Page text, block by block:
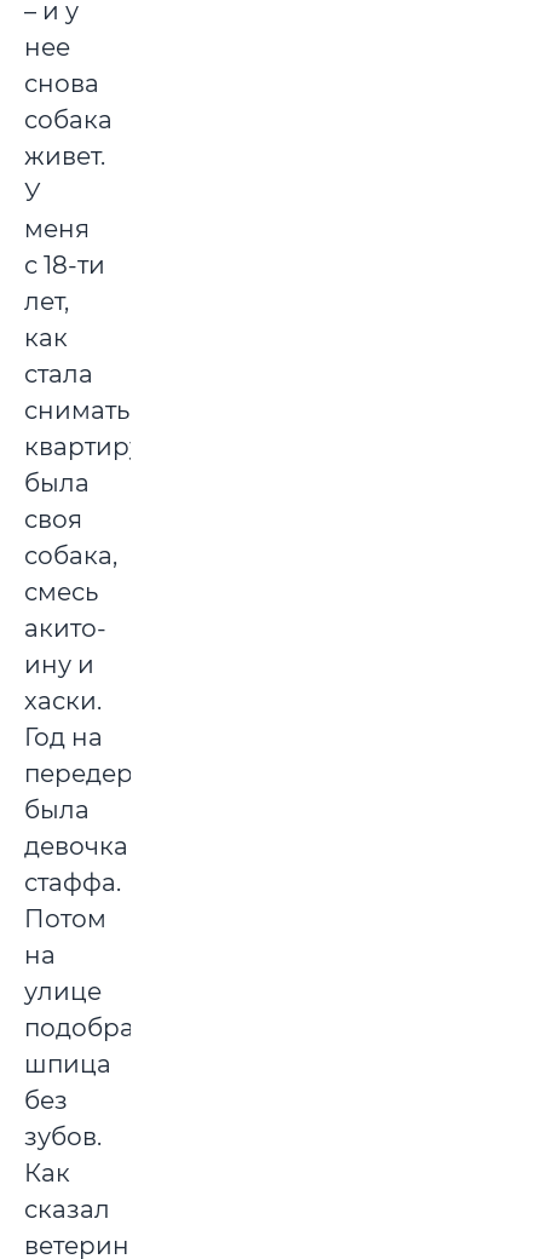
– и у
нее
снова
собака
живет.
У
меня
с 18-ти
лет,
как
стала
снимать
квартиру,
была
своя
собака,
смесь
акито-
ину и
хаски.
Год на
передержке
была
девочка
стаффа.
Потом
на
улице
подобрала
шпица
без
зубов.
Как
сказал
ветеринар,